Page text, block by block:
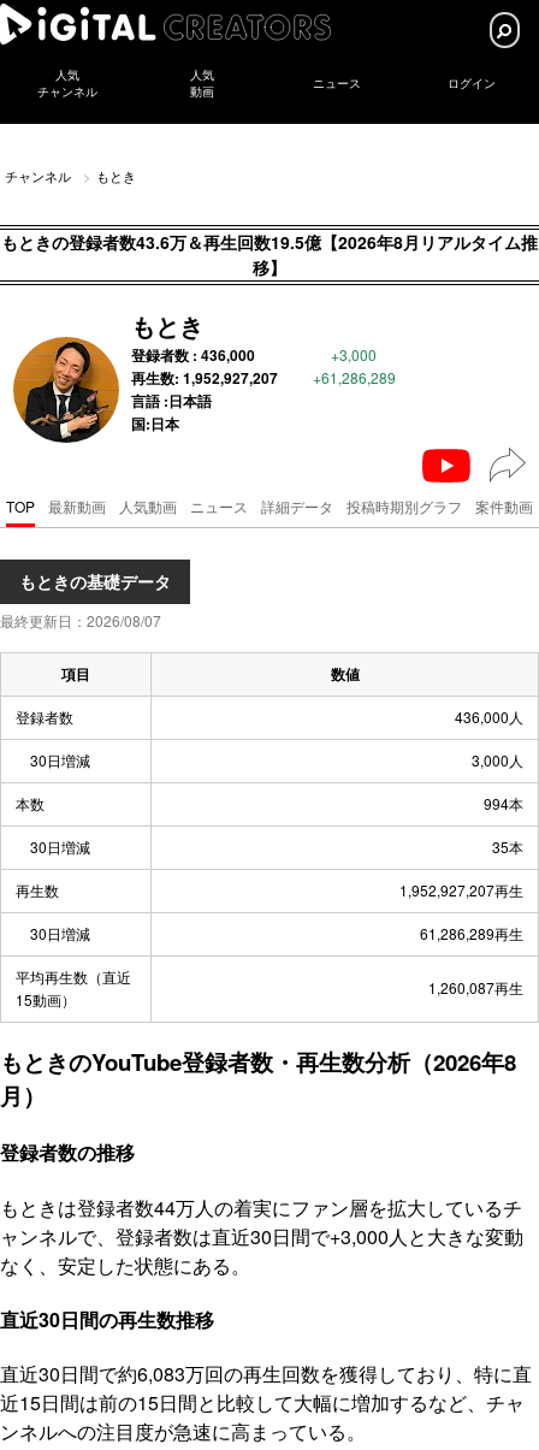
人気
チャンネル
人気
動画
ニュース ログイン
チャンネル もとき
もときの登録者数43.6万＆再生回数19.5億【2026年8月リアルタイム推
移】
もとき
登録者数 : 436,000 +3,000
再生数: 1,952,927,207 +61,286,289
言語 :日本語
国:日本
TOP 最新動画 人気動画 ニュース 詳細データ 投稿時期別グラフ 案件動画
もときの基礎データ
最終更新日：2026/08/07
項目 数値
登録者数 436,000人
30日増減 3,000人
本数 994本
30日増減 35本
再生数 1,952,927,207再生
30日増減 61,286,289再生
平均再生数（直近
15動画）
1,260,087再生
もときのYouTube登録者数・再生数分析（2026年8
月）
登録者数の推移
もときは登録者数44万人の着実にファン層を拡大しているチ
ャンネルで、登録者数は直近30日間で+3,000人と大きな変動
なく、安定した状態にある。
直近30日間の再生数推移
直近30日間で約6,083万回の再生回数を獲得しており、特に直
近15日間は前の15日間と比較して大幅に増加するなど、チャ
ンネルへの注目度が急速に高まっている。